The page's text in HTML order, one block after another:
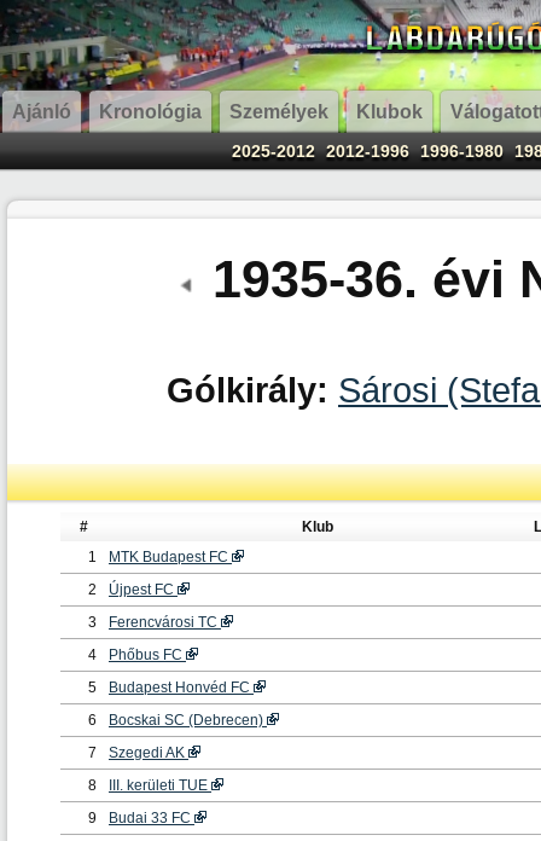
Ajánló Kronológia Személyek Klubok
2025-2012 2012-1996 1996-1980
1935-36. évi
Gólkirály: Sárosi
# Klub
1
MTK Budapest FC
2
Újpest FC
3
Ferencvárosi TC
4
Phőbus FC
5
Budapest Honvéd FC
6
Bocskai SC (Debrecen)
7
Szegedi AK
8
III. kerületi TUE
9
Budai 33 FC